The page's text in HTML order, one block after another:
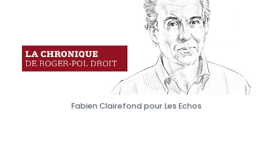
Fabien Clairefond pour Les Echos